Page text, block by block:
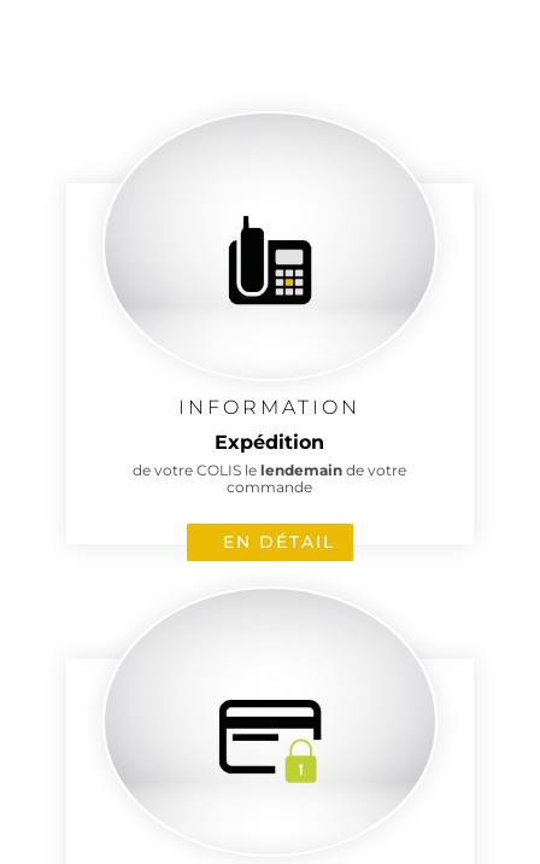
INFORMATION
Expédition
de votre COLIS lelendemainde votre
commande
EN DÉTAIL